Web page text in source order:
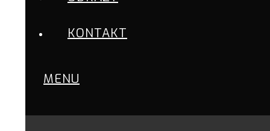
KONTAKT
MENU